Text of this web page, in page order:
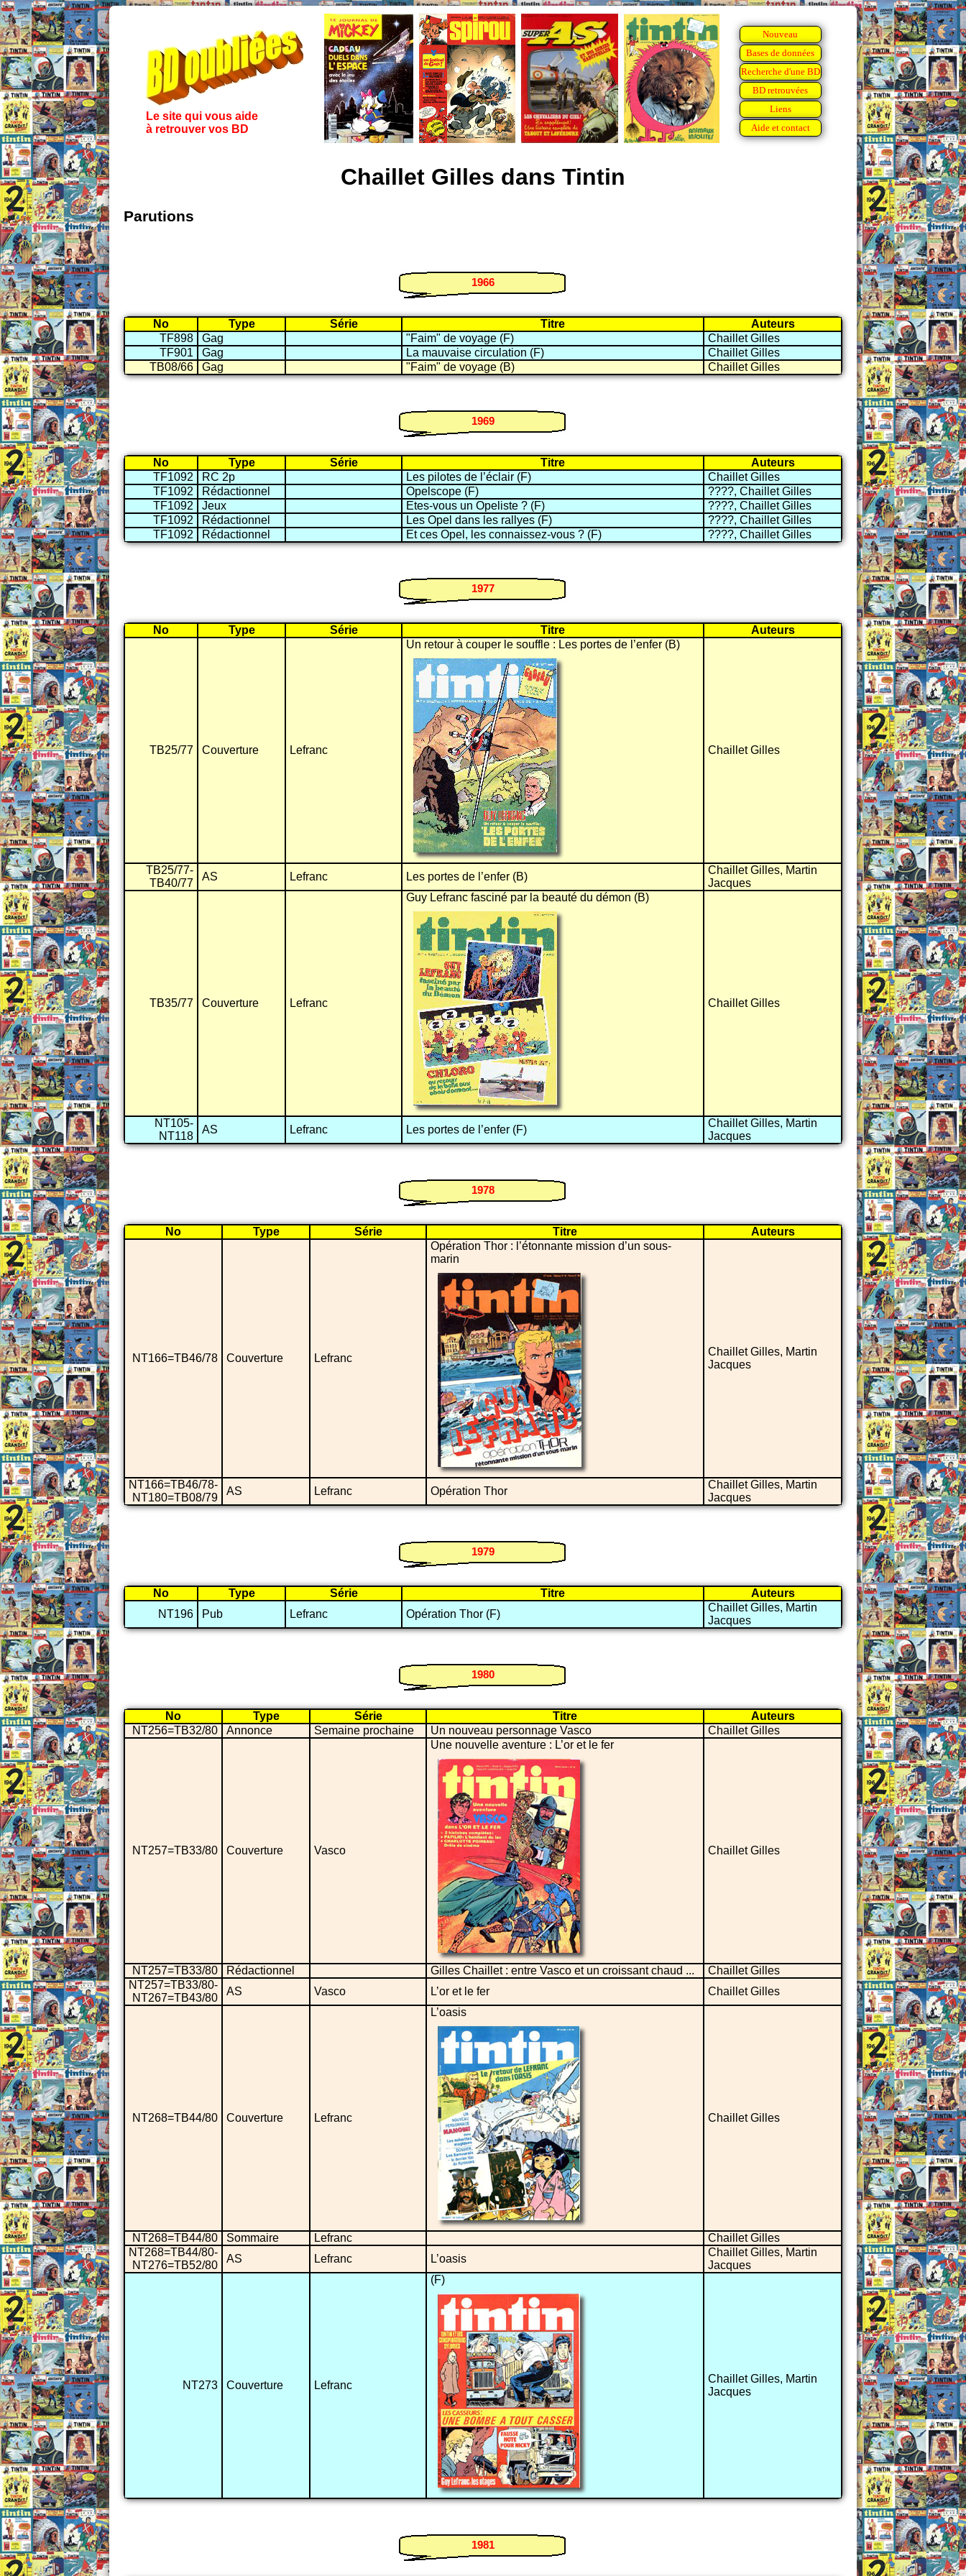
Le site qui vous aide
à retrouver vos BD
Nouveau
Bases de données
Recherche d'une BD
BD retrouvées
Liens
Aide et contact
Chaillet Gilles dans Tintin
Parutions
1966
No Type Série Titre
Auteurs
TF898
Gag "Faim" de voyage (F)
Chaillet Gilles
TF901
Gag La mauvaise circulation (F)
Chaillet Gilles
TB08/66
Gag "Faim" de voyage (B) Chaillet Gilles
1969
No Type Série Titre
Auteurs
TF1092
RC 2p Les pilotes de l’éclair (F)
Chaillet Gilles
TF1092
Rédactionnel Opelscope (F)
????, Chaillet Gilles
TF1092
Jeux Etes-vous un Opeliste ? (F)
????, Chaillet Gilles
TF1092
Rédactionnel Les Opel dans les rallyes (F)
????, Chaillet Gilles
TF1092
Rédactionnel Et ces Opel, les connaissez-vous ? (F) ????, Chaillet Gilles
1977
No Type Série Titre Auteurs
TB25/77 Couverture Lefranc
Un retour à couper le souffle : Les portes de l’enfer (B)
Chaillet Gilles
TB25/77-
TB40/77
AS Lefranc Les portes de l’enfer (B)
Chaillet Gilles, Martin
Jacques
TB35/77 Couverture Lefranc
Guy Lefranc fasciné par la beauté du démon (B)
Chaillet Gilles
NT105-
NT118
AS Lefranc Les portes de l’enfer (F)
Chaillet Gilles, Martin
Jacques
1978
No Type Série Titre Auteurs
NT166=TB46/78 Couverture Lefranc
Opération Thor : l’étonnante mission d’un sous-
marin
Chaillet Gilles, Martin
Jacques
NT166=TB46/78-
NT180=TB08/79
AS Lefranc Opération Thor
Chaillet Gilles, Martin
Jacques
1979
No Type Série Titre
Auteurs
NT196
Pub Lefranc Opération Thor (F)
Chaillet Gilles, Martin
Jacques
1980
No Type Série Titre
Auteurs
NT256=TB32/80
Annonce Semaine prochaine Un nouveau personnage Vasco Chaillet Gilles
NT257=TB33/80 Couverture Vasco
Une nouvelle aventure : L’or et le fer
Chaillet Gilles
NT257=TB33/80 Rédactionnel Gilles Chaillet : entre Vasco et un croissant chaud ...
Chaillet Gilles
NT257=TB33/80-
NT267=TB43/80
AS Vasco L’or et le fer Chaillet Gilles
NT268=TB44/80 Couverture Lefranc
L’oasis
Chaillet Gilles
NT268=TB44/80 Sommaire Lefranc
Chaillet Gilles
NT268=TB44/80-
NT276=TB52/80
AS Lefranc L’oasis
Chaillet Gilles, Martin
Jacques
NT273 Couverture Lefranc
(F)
Chaillet Gilles, Martin
Jacques
1981